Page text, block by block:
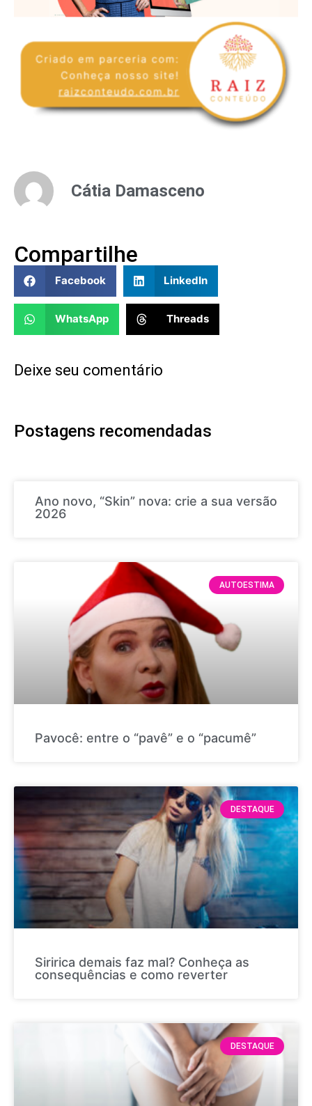
Cátia Damasceno
Compartilhe
Facebook LinkedIn
WhatsApp Threads
Deixe seu comentário
Postagens recomendadas
Ano novo, “Skin” nova: crie a sua versão
2026
AUTOESTIMA
Pavocê: entre o “pavê” e o “pacumê”
DESTAQUE
Siririca demais faz mal? Conheça as
consequências e como reverter
DESTAQUE